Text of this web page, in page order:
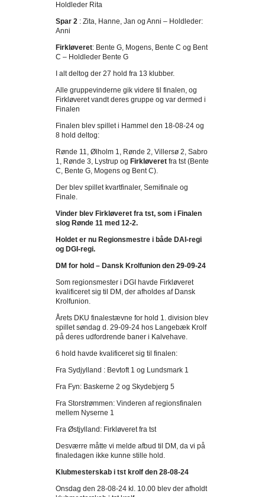
Holdleder Rita
Spar 2 : Zita, Hanne, Jan og Anni – Holdleder:
Anni
Firkløveret: Bente G, Mogens, Bente C og Bent
C – Holdleder Bente G
I alt deltog der 27 hold fra 13 klubber.
Alle gruppevinderne gik videre til finalen, og
Firkløveret vandt deres gruppe og var dermed i
Finalen
Finalen blev spillet i Hammel den 18-08-24 og
8 hold deltog:
Rønde 11, Ølholm 1, Rønde 2, Villersø 2, Sabro
1, Rønde 3, Lystrup og Firkløveret fra tst (Bente
C, Bente G, Mogens og Bent C).
Der blev spillet kvartfinaler, Semifinale og
Finale.
Vinder blev Firkløveret fra tst, som i Finalen
slog Rønde 11 med 12-2.
Holdet er nu Regionsmestre i både DAI-regi
og DGI-regi.
DM for hold – Dansk Krolfunion den 29-09-24
Som regionsmester i DGI havde Firkløveret
kvalificeret sig til DM, der afholdes af Dansk
Krolfunion.
Årets DKU finalestævne for hold 1. division blev
spillet søndag d. 29-09-24 hos Langebæk Krolf
på deres udfordrende baner i Kalvehave.
6 hold havde kvalificeret sig til finalen:
Fra Sydjylland : Bevtoft 1 og Lundsmark 1
Fra Fyn: Baskerne 2 og Skydebjerg 5
Fra Storstrømmen: Vinderen af regionsfinalen
mellem Nyserne 1
Fra Østjylland: Firkløveret fra tst
Desværre måtte vi melde afbud til DM, da vi på
finaledagen ikke kunne stille hold.
Klubmesterskab i tst krolf den 28-08-24
Onsdag den 28-08-24 kl. 10.00 blev der afholdt